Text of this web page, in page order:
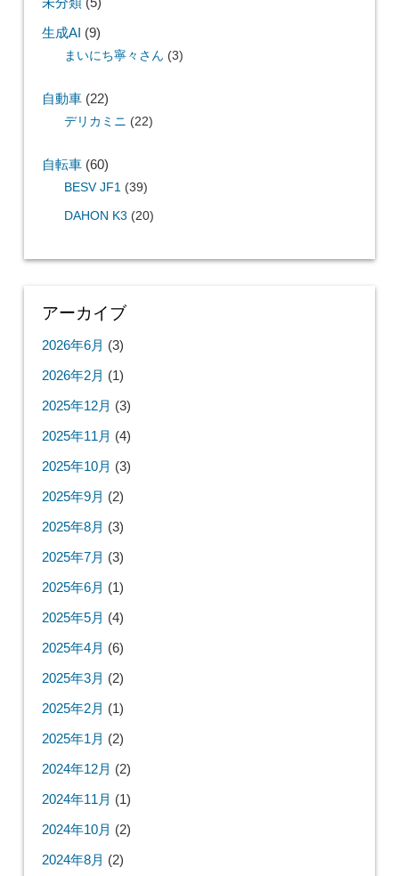
生成AI (9)
まいにち寧々さん (3)
自動車(22)
デリカミニ (22)
自転車(60)
BESV JF1 (39)
DAHON K3 (20)
アーカイブ
2026年6月 (3)
2026年2月 (1)
2025年12月 (3)
2025年11月 (4)
2025年10月 (3)
2025年9月 (2)
2025年8月 (3)
2025年7月 (3)
2025年6月 (1)
2025年5月 (4)
2025年4月 (6)
2025年3月 (2)
2025年2月 (1)
2025年1月 (2)
2024年12月 (2)
2024年11月 (1)
2024年10月 (2)
2024年8月 (2)